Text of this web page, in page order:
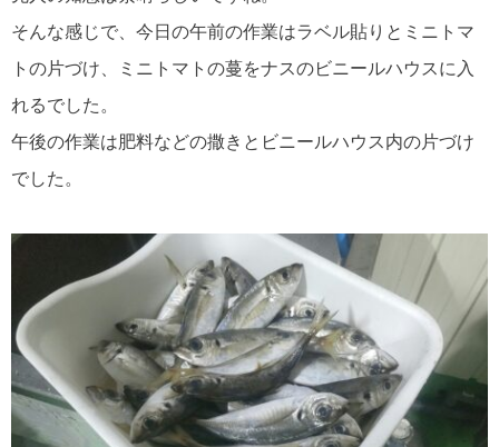
そんな感じで、今日の午前の作業はラベル貼りとミニトマ
トの片づけ、ミニトマトの蔓をナスのビニールハウスに入
れるでした。
午後の作業は肥料などの撒きとビニールハウス内の片づけ
でした。